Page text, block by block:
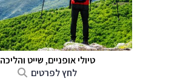
טיולי אופניים, שייט והליכה
לחץ לפרטים